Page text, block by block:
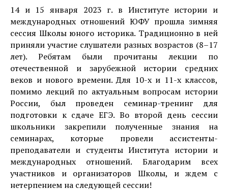
14 и 15 января 2023 г. в Институте истории и
международных отношений ЮФУ прошла зимняя
сессия Школы юного историка. Традиционно в ней
приняли участие слушатели разных возрастов (8–17
лет). Ребятам были прочитаны лекции по
отечественной и зарубежной истории средних
веков и нового времени. Для 10-х и 11-х классов,
помимо лекций по актуальным вопросам истории
России, был проведен семинар-тренинг для
подготовки к сдаче ЕГЭ. Во второй день сессии
школьники закрепили полученные знания на
семинарах, которые провели ассистенты-
преподаватели и студенты Института истории и
международных отношений. Благодарим всех
участников и организаторов Школы, и ждем с
нетерпением на следующей сессии!